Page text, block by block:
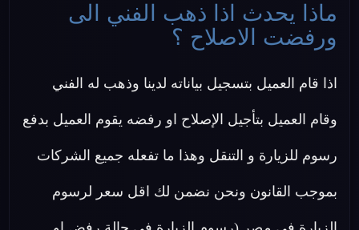
ماذا يحدث اذا ذهب الفني الى
ورفضت الاصلاح ؟
اذا قام العميل بتسجيل بياناته لدينا وذهب له الفني
وقام العميل بتأجيل الإصلاح او رفضه يقوم العميل بدفع
رسوم للزيارة و التنقل وهذا ما تفعله جميع الشركات
بموجب القانون ونحن نضمن لك اقل سعر لرسوم